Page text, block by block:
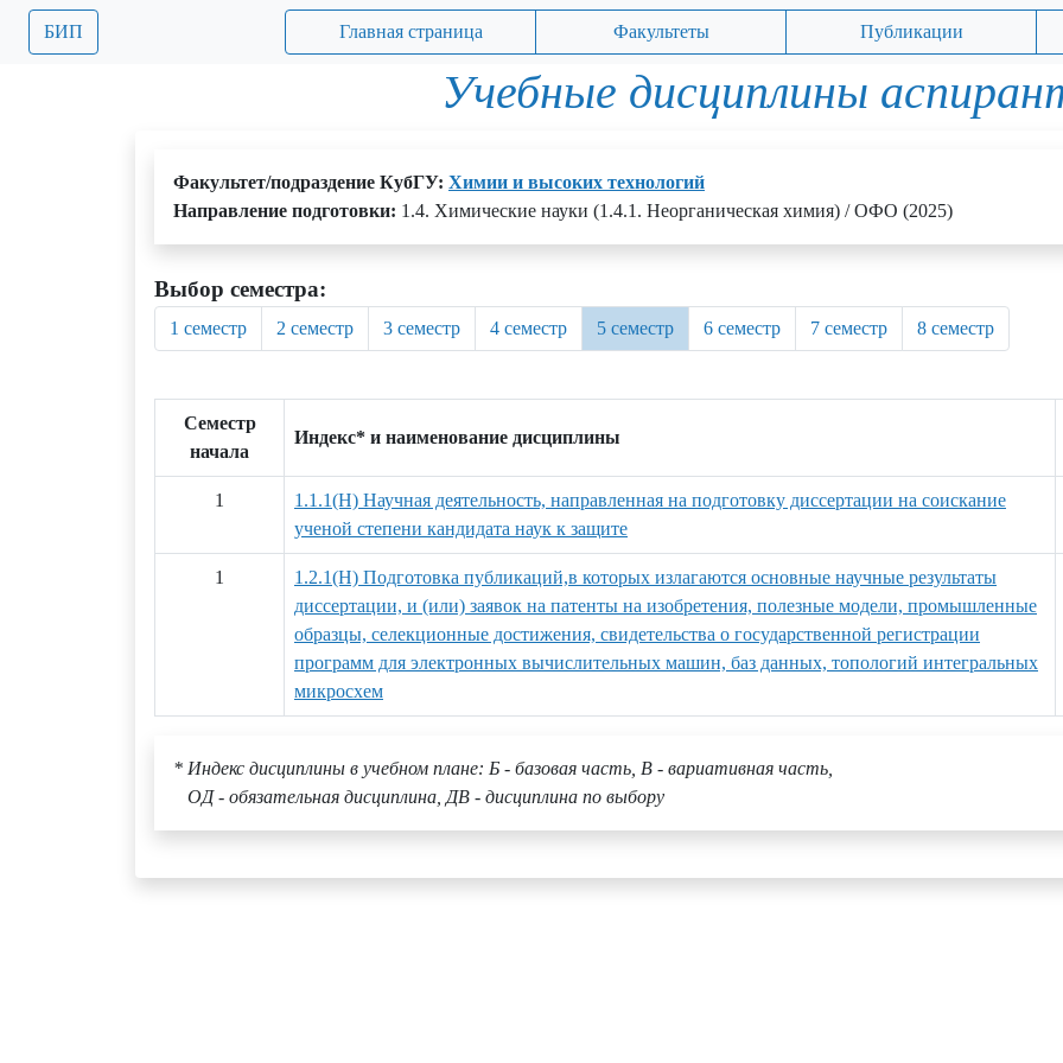
БИП Главная страница Факультеты Публикации
Учебные дисциплины
Факультет/подраздение КубГУ: Химии и высоких технологий
Направление подготовки: 1.4. Химические науки (1.4.1. Неорганическая химия) / ОФО (2025)
Выбор семестра:
1 семестр 2 семестр 3 семестр 4 семестр 5 семестр 6 семестр 7 семестр 8 семестр
Семестр
начала
Индекс* и наименование дисциплины
1
1.1.1(Н) Научная деятельность, направленная на подготовку диссертации на соискание
ученой степени кандидата наук к защите
1
1.2.1(Н) Подготовка публикаций,в которых излагаются основные научные результаты
диссертации, и (или) заявок на патенты на изобретения, полезные модели, промышленные
образцы, селекционные достижения, свидетельства о государственной регистрации
программ для электронных вычислительных машин, баз данных, топологий интегральных
микросхем
* Индекс дисциплины в учебном плане: Б - базовая часть, В - вариативная часть,
ОД - обязательная дисциплина, ДВ - дисциплина по выбору